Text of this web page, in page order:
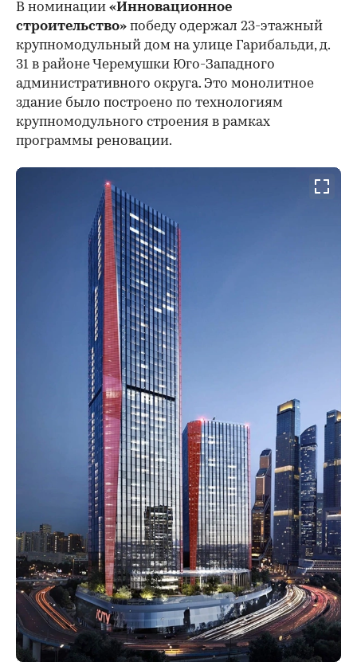
В номинации «Инновационное
строительство» победу одержал 23-этажный
крупномодульный дом на улице Гарибальди, д.
31 в районе Черемушки Юго-Западного
административного округа. Это монолитное
здание было построено по технологиям
крупномодульного строения в рамках
программы реновации.